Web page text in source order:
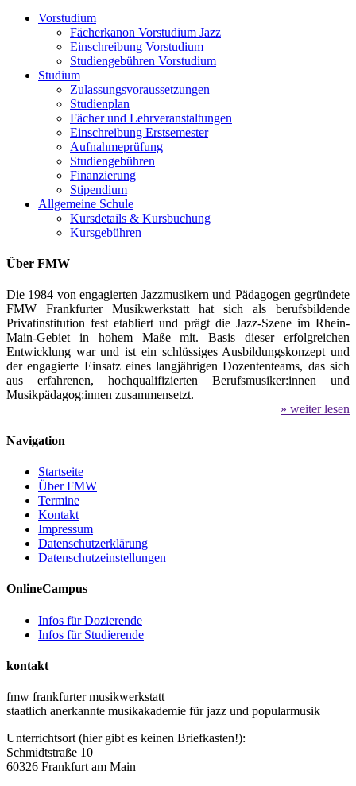
Vorstudium
Fächerkanon Vorstudium Jazz
Einschreibung Vorstudium
Studiengebühren Vorstudium
Studium
Zulassungsvoraussetzungen
Studienplan
Fächer und Lehrveranstaltungen
Einschreibung Erstsemester
Aufnahmeprüfung
Studiengebühren
Finanzierung
Stipendium
Allgemeine Schule
Kursdetails & Kursbuchung
Kursgebühren
Über FMW
Die 1984 von engagierten Jazzmusikern und Pädagogen gegründete
FMW Frankfurter Musikwerkstatt hat sich als berufsbildende
Privatinstitution fest etabliert und prägt die Jazz-Szene im Rhein-
Main-Gebiet in hohem Maße mit. Basis dieser erfolgreichen
Entwicklung war und ist ein schlüssiges Ausbildungskonzept und
der engagierte Einsatz eines langjährigen Dozententeams, das sich
aus erfahrenen, hochqualifizierten Berufsmusiker:innen und
Musikpädagog:innen zusammensetzt.
» weiter lesen
Navigation
Startseite
Über FMW
Termine
Kontakt
Impressum
Datenschutzerklärung
Datenschutzeinstellungen
OnlineCampus
Infos für Dozierende
Infos für Studierende
kontakt
fmw frankfurter musikwerkstatt
staatlich anerkannte musikakademie für jazz und popularmusik
Unterrichtsort (hier gibt es keinen Briefkasten!):
Schmidtstraße 10
60326 Frankfurt am Main